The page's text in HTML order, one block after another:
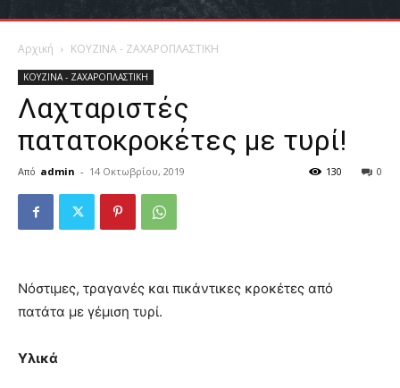
Αρχική ΚΟΥΖΙΝΑ - ΖΑΧΑΡΟΠΛΑΣΤΙΚΗ
ΚΟΥΖΙΝΑ - ΖΑΧΑΡΟΠΛΑΣΤΙΚΗ
Λαχταριστές
πατατοκροκέτες με τυρί!
Από admin - 14 Οκτωβρίου, 2019 0
130
Νόστιμες, τραγανές και πικάντικες κροκέτες από
πατάτα με γέμιση τυρί.
Υλικά